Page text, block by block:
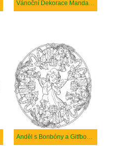
Vánoční Dekorace Mandaly a Svíčky
Anděl s Bonbóny a Gitfboxy ve Vánoční Mandale